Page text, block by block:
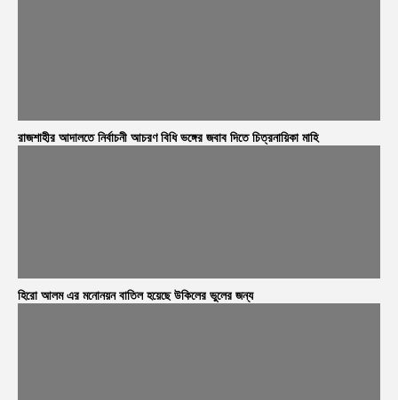
রাজশাহীর আদালতে নির্বাচনী আচরণ বিধি ভঙ্গের জবাব দিতে চিত্রনায়িকা মাহি
হিরো আলম এর মনোনয়ন বাতিল হয়েছে উকিলের ভুলের জন্য